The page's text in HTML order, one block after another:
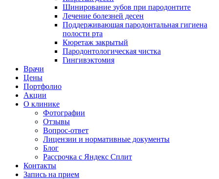
Шинирование зубов при пародонтите
Лечение болезней десен
Поддерживающая пародонтальная гигиена
полости рта
Кюретаж закрытый
Пародонтологическая чистка
Гингивэктомия
Врачи
Цены
Портфолио
Акции
О клинике
Фотографии
Отзывы
Вопрос-ответ
Лицензии и нормативные документы
Блог
Рассрочка с Яндекс Сплит
Контакты
Запись на прием